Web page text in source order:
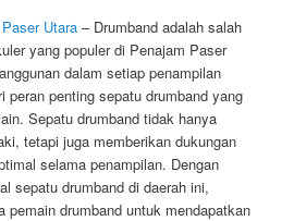
Utara – Drumband adalah salah
yang populer di Penajam Paser
dalam setiap penampilan
peran penting sepatu drumband yang
Sepatu drumband tidak hanya
tetapi juga memberikan dukungan
selama penampilan. Dengan
sepatu drumband di daerah ini,
pemain drumband untuk mendapatkan